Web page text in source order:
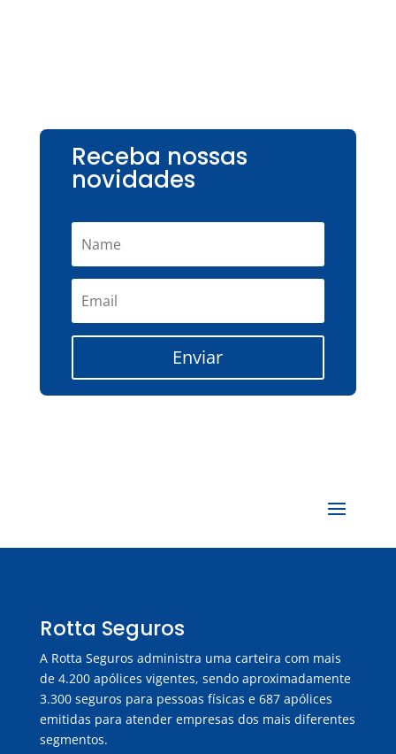
Receba nossas
novidades
Enviar
Rotta Seguros
A Rotta Seguros administra uma carteira com mais
de 4.200 apólices vigentes, sendo aproximadamente
3.300 seguros para pessoas físicas e 687 apólices
emitidas para atender empresas dos mais diferentes
segmentos.